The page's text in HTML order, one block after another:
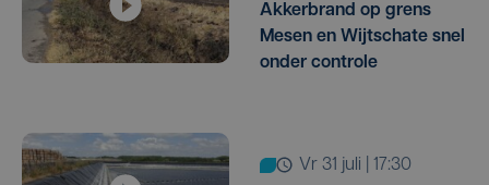
Akkerbrand op grens
Mesen en Wijtschate snel
onder controle
vr 31 juli | 17:30